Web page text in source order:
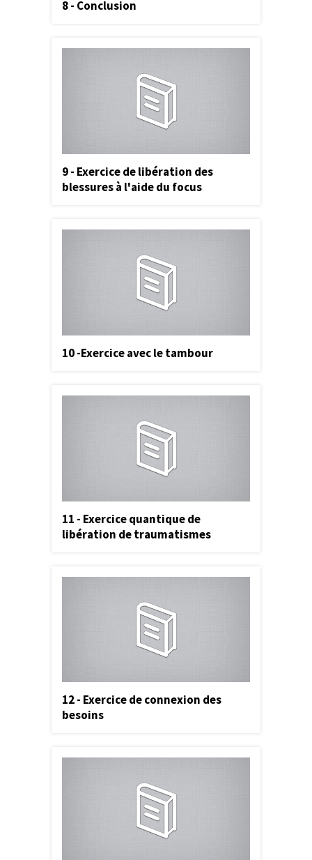
8 - Conclusion
9 - Exercice de libération des
blessures à l'aide du focus
10 -Exercice avec le tambour
11 - Exercice quantique de
libération de traumatismes
12 - Exercice de connexion des
besoins